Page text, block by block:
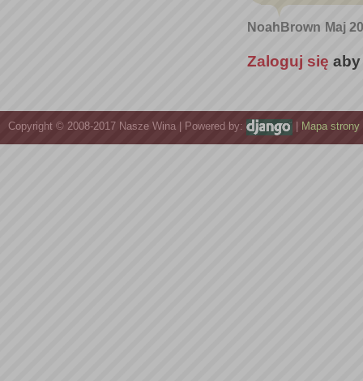
NoahBrown Maj
Zaloguj się
Copyright © 2008-2017 Nasze Wina | Powered by: Mapa strony